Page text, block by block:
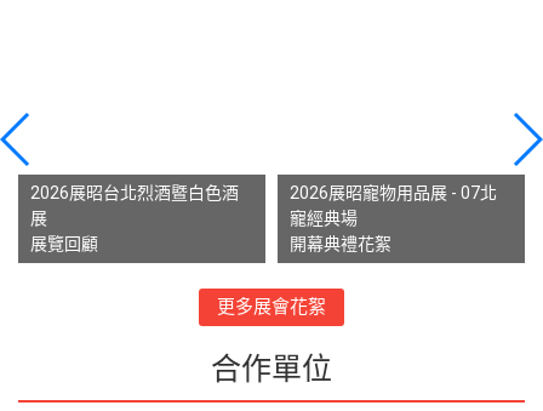
2026展昭台北烈酒暨白色酒
展
展覽回顧
2026展昭寵物用品展 - 07北
寵經典場
開幕典禮花絮
更多展會花絮
合作單位